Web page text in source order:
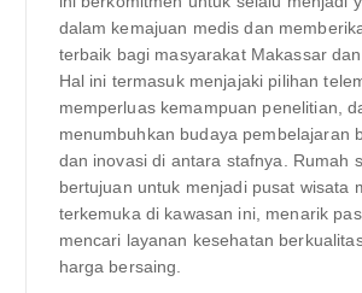
dalam kemajuan medis dan
terbaik bagi masyarakat Makassar dan
Hal ini termasuk menjajaki pilihan
memperluas kemampuan penelitian,
menumbuhkan budaya pembelajaran
dan inovasi di antara stafnya. Rumah
bertujuan untuk menjadi pusat wisata
terkemuka di kawasan ini, menarik
mencari layanan kesehatan
harga bersaing.